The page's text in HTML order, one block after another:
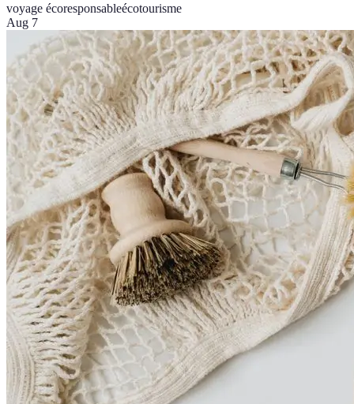
voyage écoresponsableécotourisme
Aug 7